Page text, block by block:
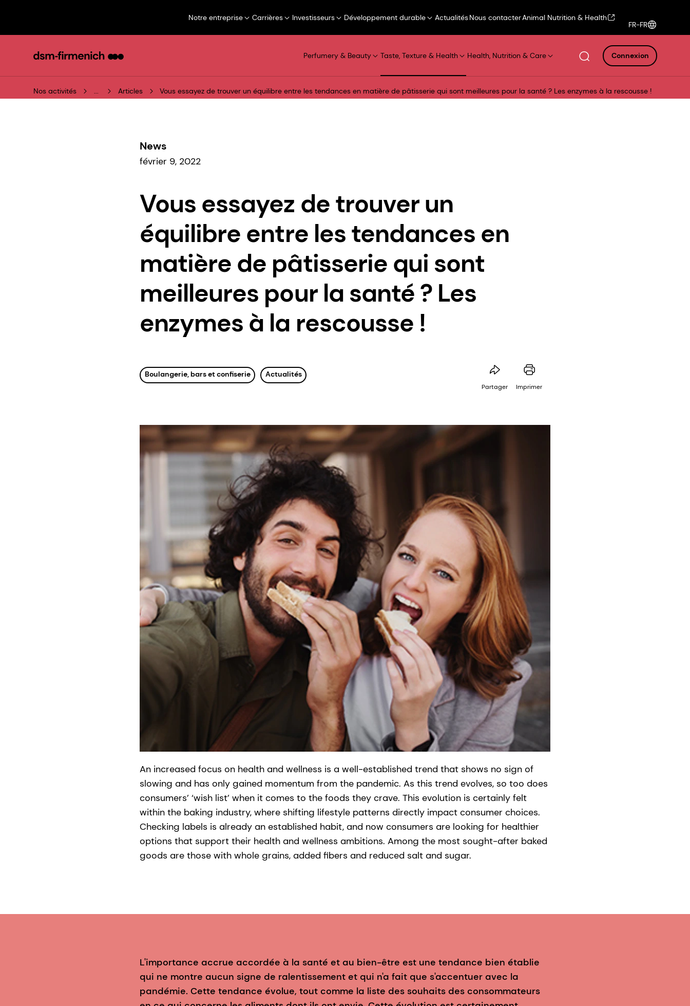
Notre entreprise Carrières Investisseurs Développement durable ActualitésNous contacterAnimal Nutrition & Health
FR-FR
Perfumery & Beauty Taste, Texture & Health Health, Nutrition & Care Connexion
Nos activités ... Articles Vous essayez de trouver un équilibre entre les tendances en matière de pâtisserie qui sont meilleures pour la santé ? Les enzymes à la rescousse !
News
février 9, 2022
Vous essayez de trouver un
équilibre entre les tendances en
matière de pâtisserie qui sont
meilleures pour la santé ? Les
enzymes à la rescousse !
Boulangerie, bars et confiserie Actualités
Partager Imprimer
An increased focus on health and wellness is a well-established trend that shows no sign of
slowing and has only gained momentum from the pandemic. As this trend evolves, so too does
consumers’ ‘wish list’ when it comes to the foods they crave. This evolution is certainly felt
within the baking industry, where shifting lifestyle patterns directly impact consumer choices.
Checking labels is already an established habit, and now consumers are looking for healthier
options that support their health and wellness ambitions. Among the most sought-after baked
goods are those with whole grains, added fibers and reduced salt and sugar.
L'importance accrue accordée à la santé et au bien-être est une tendance bien établie
qui ne montre aucun signe de ralentissement et qui n'a fait que s'accentuer avec la
pandémie. Cette tendance évolue, tout comme la liste des souhaits des consommateurs